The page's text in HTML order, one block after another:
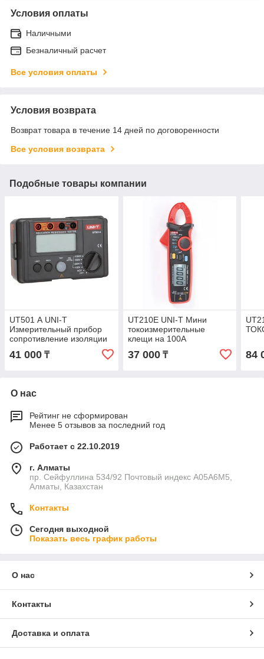
Условия оплаты
Наличными
Безналичный расчет
Все условия оплаты
Условия возврата
Возврат товара в течение 14 дней по договоренности
Все условия возврата
Подобные товары компании
UT501 А UNI-T
Измерительный прибор
сопротивление изоляции
41 000 ₸
UT210E UNI-T Мини
токоизмерительные
клещи на 100А
37 000₸ 84
О нас
Рейтинг не сформирован
Менее 5 отзывов за последний год
Работает с 22.10.2019
г. Алматы
пр. Сейфуллина 534/92 Почтовый индекс A05A6M5,
Алматы, Казахстан
Контакты
Сегодня выходной
Показать весь график работы
О нас
Контакты
Доставка и оплата